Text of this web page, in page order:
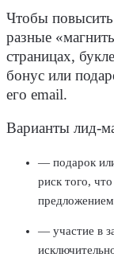
Чтобы повысить
разные
страницах,
бонус или
его email.
Варианты лид-
— подарок
риск того,
— участие в